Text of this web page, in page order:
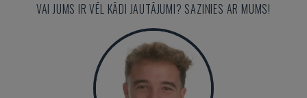
VAI JUMS IR VĒL KĀDI JAUTĀJUMI? SAZINIES AR MUMS!